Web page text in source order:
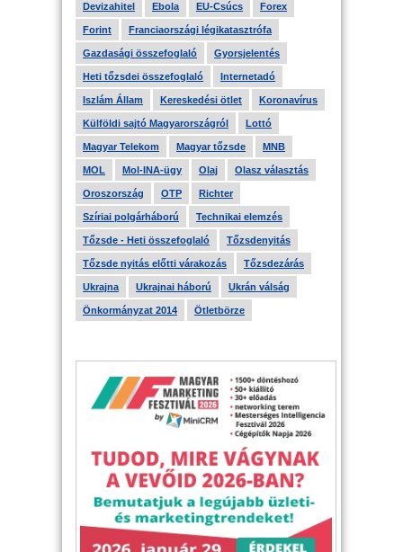
Devizahitel Ebola EU-Csúcs Forex
Forint Franciaországi légikatasztrófa
Gazdasági összefoglaló Gyorsjelentés
Heti tőzsdei összefoglaló Internetadó
Iszlám Állam Kereskedési ötlet Koronavírus
Külföldi sajtó Magyarországról Lottó
Magyar Telekom Magyar tőzsde MNB
MOL Mol-INA-ügy Olaj Olasz választás
Oroszország OTP Richter
Szíriai polgárháború Technikai elemzés
Tőzsde - Heti összefoglaló Tőzsdenyitás
Tőzsde nyitás előtti várakozás Tőzsdezárás
Ukrajna Ukrajnai háború Ukrán válság
Önkormányzat 2014 Ötletbörze